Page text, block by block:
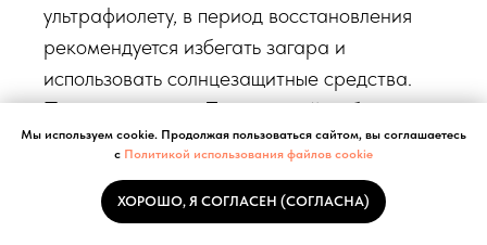
ультрафиолету, в период восстановления
рекомендуется избегать загара и
использовать солнцезащитные средства.
Положение ног.При сидячей работе
полезно периодически менять позу,
Эти рекомендации носят общий характер.
Мы используем cookie. Продолжая пользоваться сайтом, вы соглашаетесь
с Политикой использования файлов cookie
ХОРОШО, Я СОГЛАСЕН (СОГЛАСНА)